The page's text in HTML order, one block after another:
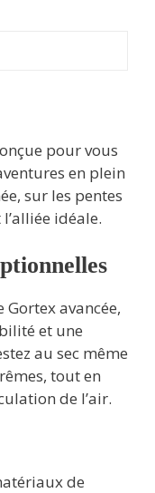
pour vous
en plein
sur les pentes
idéale.
avancée,
et une
au sec même
tout en
de l’air.
de